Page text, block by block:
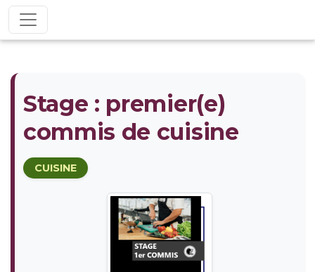
Stage : premier(e)
commis de cuisine
CUISINE